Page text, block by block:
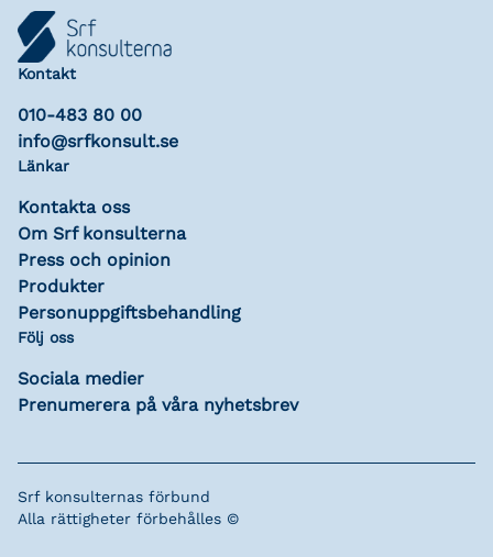
Kontakt
010-483 80 00
info@srfkonsult.se
Länkar
Kontakta oss
Om Srf konsulterna
Press och opinion
Produkter
Personuppgiftsbehandling
Följ oss
Sociala medier
Prenumerera på våra nyhetsbrev
Srf konsulternas förbund
Alla rättigheter förbehålles ©